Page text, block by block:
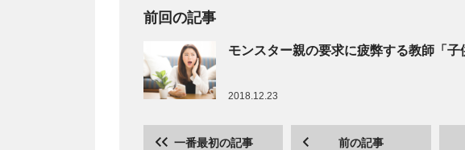
前回の記事
モンスター親の要求に疲弊する教師「子
2018.12.23
一番最初の記事 前の記事